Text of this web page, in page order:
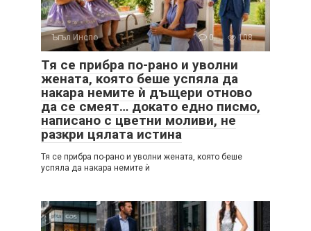
Ъгъл Инспо 0 108
Тя се прибра по-рано и уволни
жената, която беше успяла да
накара немите ѝ дъщери отново
да се смеят… докато едно писмо,
написано с цветни моливи, не
разкри цялата истина
Тя се прибра по-рано и уволни жената, която беше
успяла да накара немите ѝ